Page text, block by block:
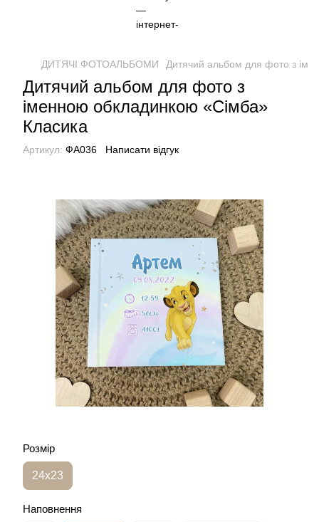
ДИТЯЧІ ФОТОАЛЬБОМИ Дитячий альбом для фото з
Дитячий альбом для фото з
іменною обкладинкою «Сімба»
Класика
Артикул: ФА036 Написати відгук
Розмір
24х23
Наповнення